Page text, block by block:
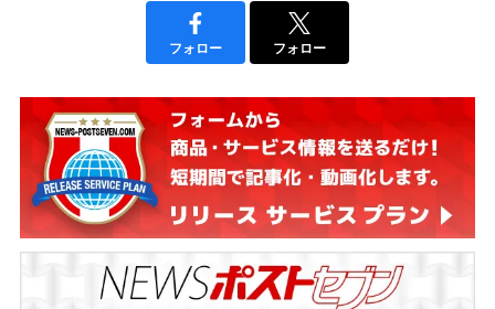
フォロー フォロー